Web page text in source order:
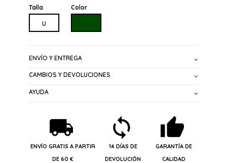
Talla
U
Color
ENVÍO Y ENTREGA
CAMBIOS Y DEVOLUCIONES
AYUDA
ENVÍO GRATIS A PARTIR
DE 60 €
14 DÍAS DE
DEVOLUCIÓN
GARANTÍA DE
CALIDAD